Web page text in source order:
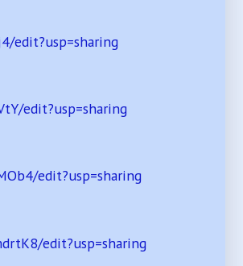
edit?usp=sharing
edit?usp=sharing
edit?usp=sharing
edit?usp=sharing